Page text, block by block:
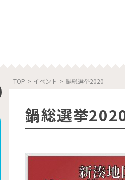
TOP > イベント > 鍋総選挙2020
鍋総選挙